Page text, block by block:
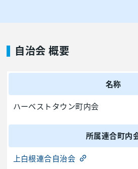
自治会 概要
名称
ハーベストタウン町内会
所属連合町内
上白根連合自治会